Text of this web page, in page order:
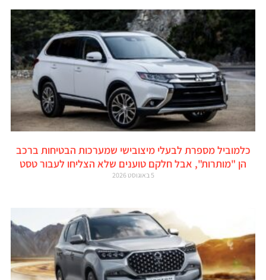
כלמוביל מספרת לבעלי מיצובישי שמערכות הבטיחות ברכב
הן "מותרות", אבל חלקם טוענים שלא הצליחו לעבור טסט
5 באוגוסט 2026